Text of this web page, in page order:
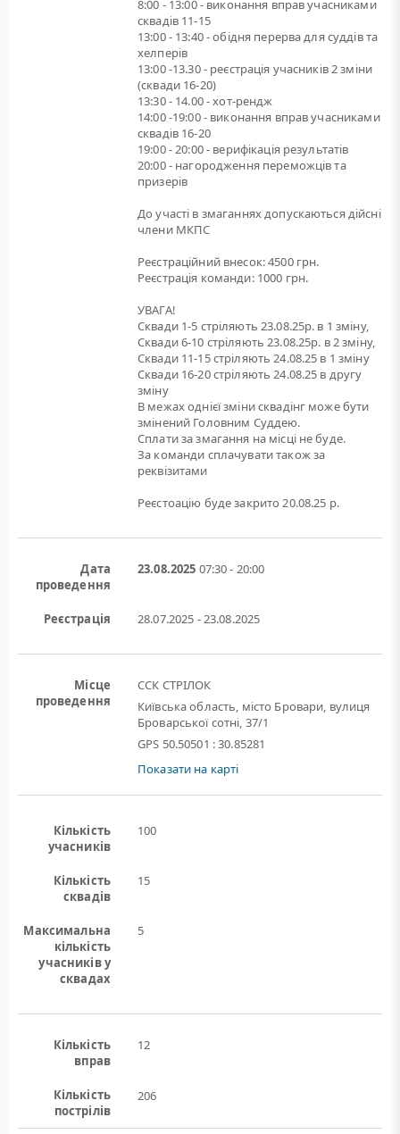
8:00 - 13:00 - виконання вправ учасниками
сквадів 11-15
13:00 - 13:40 - обідня перерва для суддів та
хелперів
13:00 -13.30 - реєстрація учасників 2 зміни
(сквади 16-20)
13:30 - 14.00 - хот-рендж
14:00 -19:00 - виконання вправ учасниками
сквадів 16-20
19:00 - 20:00 - верифікація результатів
20:00 - нагородження переможців та
призерів
До участі в змаганнях допускаються дійсні
члени МКПС
Реєстраційний внесок: 4500 грн.
Реєстрація команди: 1000 грн.
УВАГА!
Сквади 1-5 стріляють 23.08.25р. в 1 зміну,
Сквади 6-10 стріляють 23.08.25р. в 2 зміну,
Сквади 11-15 стріляють 24.08.25 в 1 зміну
Сквади 16-20 стріляють 24.08.25 в другу
зміну
В межах однієї зміни сквадінг може бути
змінений Головним Суддею.
Сплати за змагання на місці не буде.
За команди сплачувати також за
реквізитами
Реєстоацію буде закрито 20.08.25 р.
Дата
проведення
23.08.2025 07:30 - 20:00
Реєстрація 28.07.2025 - 23.08.2025
Місце
проведення
ССК СТРІЛОК
Київська область, місто Бровари, вулиця
Броварської сотні, 37/1
GPS 50.50501 : 30.85281
Показати на карті
Кількість
учасників
100
Кількість
сквадів
15
Максимальна
кількість
учасників у
сквадах
5
Кількість
вправ
12
Кількість
пострілів
206